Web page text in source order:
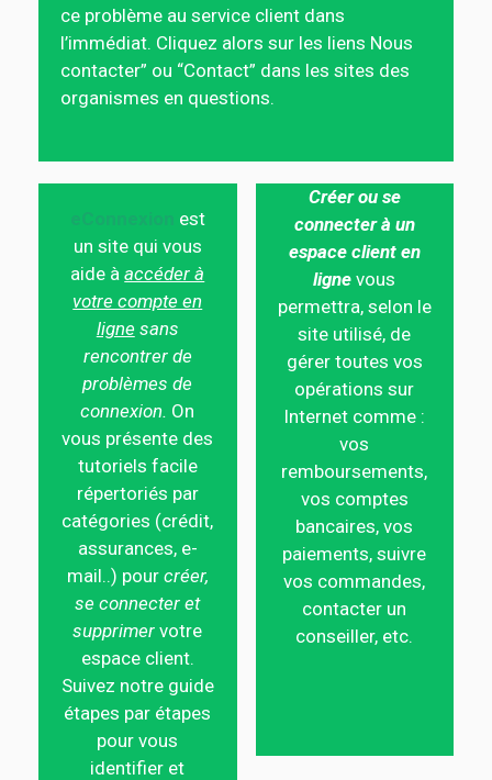
ce problème au service client dans
l’immédiat. Cliquez alors sur les liens Nous
contacter” ou “Contact” dans les sites des
organismes en questions.
est
un site qui vous
aide àaccéder à
votre compte en
ligne sans
rencontrer de
problèmes de
connexion. On
vous présente des
tutoriels facile
répertoriés par
catégories (crédit,
assurances, e-
mail..) pour créer,
se connecter et
supprimer votre
espace client.
Suivez notre guide
étapes par étapes
pour vous
identifier et
Créer ou se
connecter à un
espace client en
ligne vous
permettra, selon le
site utilisé, de
gérer toutes vos
opérations sur
Internet comme :
vos
remboursements,
vos comptes
bancaires, vos
paiements, suivre
vos commandes,
contacter un
conseiller, etc.